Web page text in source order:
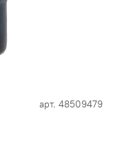
арт. 48509479